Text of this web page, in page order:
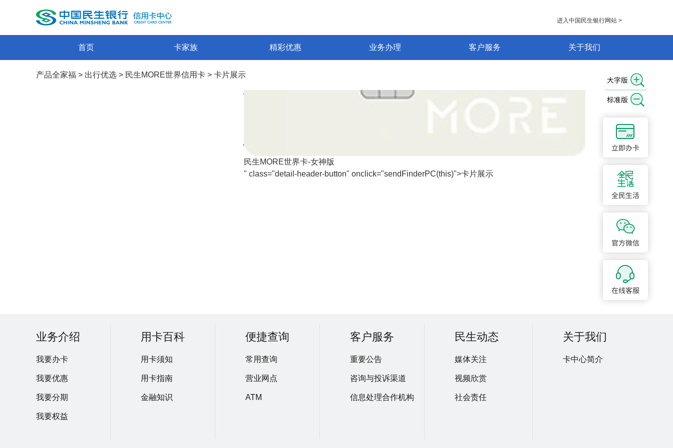
进入中国民生银行网站 >
首页 卡家族 精彩优惠 业务办理 客户服务 关于我们
产品全家福 > 出行优选 > 民生MORE世界信用卡 > 卡片展示
卡片展示
民生MORE世界卡-女神版
" class="detail-header-button" onclick="sendFinderPC(this)">卡片展示
业务介绍
我要办卡
我要优惠
我要分期
我要权益
用卡百科
用卡须知
用卡指南
金融知识
便捷查询
常用查询
营业网点
ATM
客户服务
重要公告
咨询与投诉渠道
信息处理合作机构
民生动态
媒体关注
视频欣赏
社会责任
关于我们
卡中心简介